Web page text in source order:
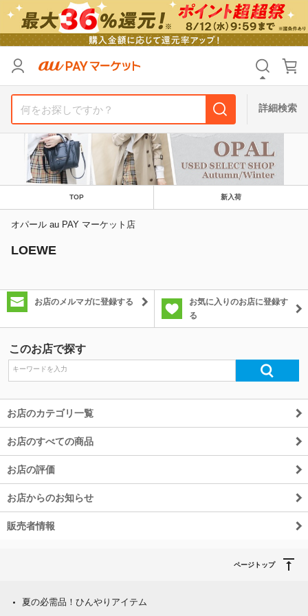
詳細検索
TOP 新入荷
オパール au PAY マーケット店
LOEWE
お店のメルマガに登録する
お気に入りのお店に登録す
る
このお店で探す
お店のカテゴリ一覧
お店のすべての商品
お店の評価
お店からのお知らせ
販売者情報
ページトップ
夏の必需品！ひんやりアイテム
支払い方法
その他の条件
タイムセール
Pontaパス特典対象すべて
サンキュー配送対象
キーワード
除外ワード